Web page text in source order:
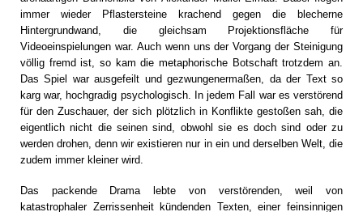
immer wieder Pflastersteine krachend gegen die blecherne
Hintergrundwand, die gleichsam Projektionsfläche für
Videoeinspielungen war. Auch wenn uns der Vorgang der Steinigung
völlig fremd ist, so kam die metaphorische Botschaft trotzdem an.
Das Spiel war ausgefeilt und gezwungenermaßen, da der Text so
karg war, hochgradig psychologisch. In jedem Fall war es verstörend
für den Zuschauer, der sich plötzlich in Konflikte gestoßen sah, die
eigentlich nicht die seinen sind, obwohl sie es doch sind oder zu
werden drohen, denn wir existieren nur in ein und derselben Welt, die
zudem immer kleiner wird.
Das packende Drama lebte von verstörenden, weil von
katastrophaler Zerrissenheit kündenden Texten, einer feinsinnigen